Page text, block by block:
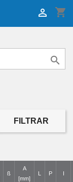
shopping_cart


FILTRAR
ß
A
[mm]
L P I